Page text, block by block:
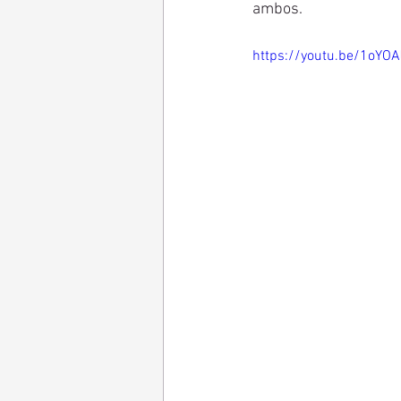
ambos.
https://youtu.be/